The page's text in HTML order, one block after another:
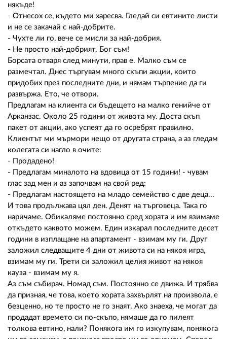
някъде!
- Отнесох се, където ми харесва. Гледай си евтините листи
и не се закачай с най-добрите.
- Чухте ли го, вече се мисли за най-добрия.
- Не просто най-добрият. Бог съм!
Борсата отваря след минути, прав е. Малко съм се
размечтал. Днес търгувам много скъпи акции, които
придобих през последните дни, и нямам търпение да ги
развържа. Ето, че отвори.
Предлагам на клиента си бъдещето на малко генийче от
Арканзас. Около 25 години от живота му. Доста скъп
пакет от акции, ако успеят да го осребрят правилно.
Клиентът ми мърмори нещо от другата страна, а аз гледам
колегата си нагло в очите:
- Продадено!
- Предлагам миналото на вдовица от 15 години! - чувам
глас зад мен и аз започвам на свой ред:
- Предлагам настоящето на младо семейство с две деца...
И това продължава цял ден. Денят на търговеца. Така го
наричаме. Обикаляме постоянно сред хората и им взимаме
откъдето каквото можем. Един изкарал последните десет
години в изплащане на апартамент - взимам му ги. Друг
заложил следващите 4 дни от живота си на някоя игра,
взимам му ги. Трети си заложил целия живот на някоя
кауза - взимам му я.
Аз съм събирач. Номад съм. Постоянно се движа. И трябва
да призная, че това, което хората захвърлят на произвола, е
безценно, но те просто не го знаят. Ако знаеха, че могат да
продадат времето си по-скъпо, нямаше да го пилеят
толкова евтино, нали? Понякога им го изкупувам, понякога